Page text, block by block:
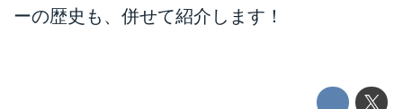
ーの歴史も、併せて紹介します！